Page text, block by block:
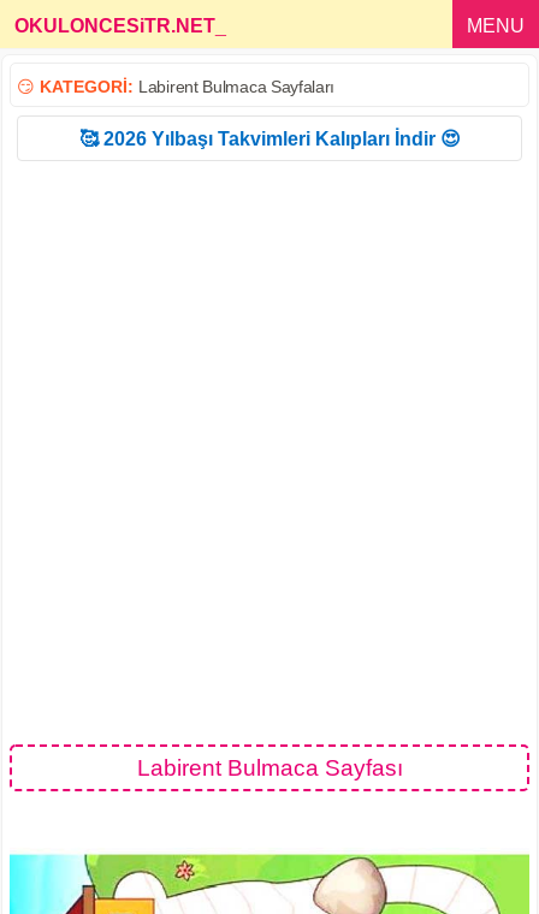
OKULONCESiTR.NET MENU
😏 KATEGORİ: Labirent Bulmaca Sayfaları
🥰 2026 Yılbaşı Takvimleri Kalıpları İndir 😍
Labirent Bulmaca Sayfası